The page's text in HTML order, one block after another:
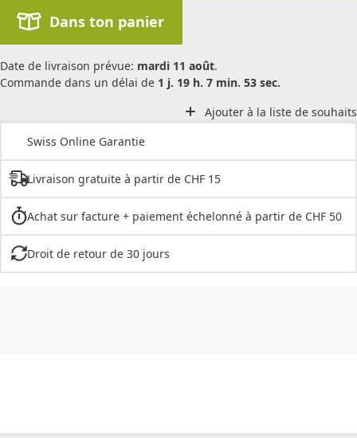
Dans ton panier
Date de livraison prévue: mardi 11 août.
Commande dans un délai de 1 j. 19 h. 7 min. 53 sec.
Ajouter à la liste de souhaits
Swiss Online Garantie
Livraison gratuite à partir de CHF 15
Achat sur facture + paiement échelonné à partir de CHF 50
Droit de retour de 30 jours